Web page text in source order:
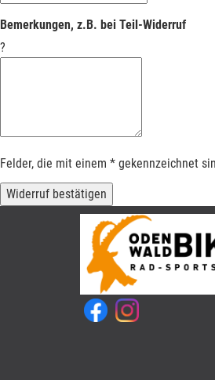
Bemerkungen, z.B. bei Teil-Widerruf
?
Felder, die mit einem * gekennzeichnet
Widerruf bestätigen